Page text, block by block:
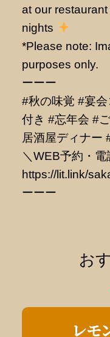
at our
nights
*Please note:
purposes only.
ーーー
#秋の味覚 #宴
付き #忘年会 #
居酒屋ディナー
＼WEB予約・
https://lit.link/
ーーー
お